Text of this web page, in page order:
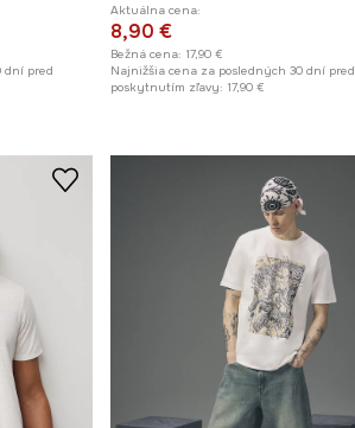
dní pred
Aktuálna cena:
8,90 €
Bežná cena: 17,90 €
Najnižšia cena za posledných 30 dní pred
poskytnutím zľavy: 17,90 €